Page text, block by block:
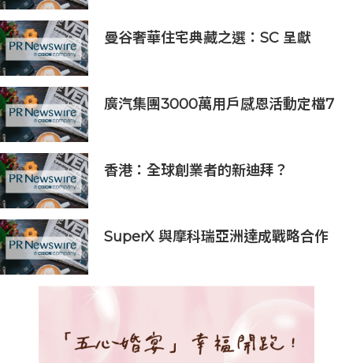
曼谷奢華住宅典藏之選：SC 呈獻
廣汽集團3000萬用戶感恩活動定檔7
香港：全球創業者的新迪拜？
SuperX 與摩科瑞亞洲達成戰略合作